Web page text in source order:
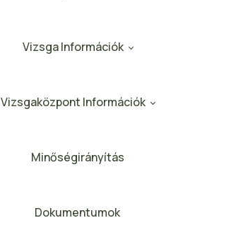
Vizsga Információk
Vizsgaközpont Információk
Minőségirányítás
Dokumentumok